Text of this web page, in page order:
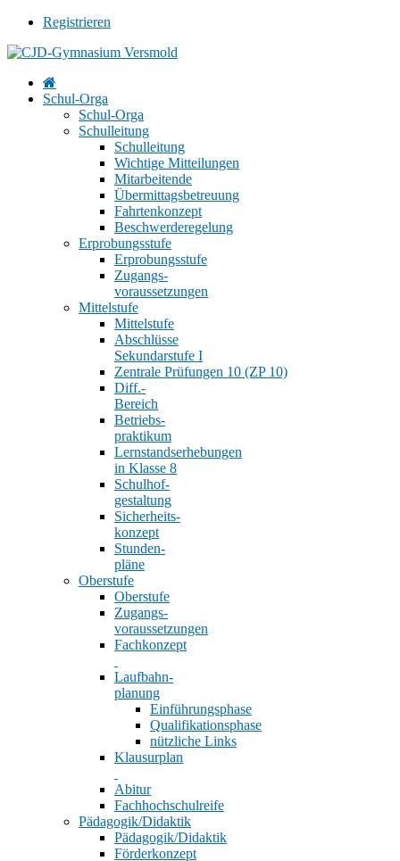
Registrieren
Schul-Orga
Schul-Orga
Schulleitung
Schulleitung
Wichtige Mitteilungen
Mitarbeitende
Übermittagsbetreuung
Fahrtenkonzept
Beschwerderegelung
Erprobungsstufe
Erprobungsstufe
Zugangs-
voraussetzungen
Mittelstufe
Mittelstufe
Abschlüsse
Sekundarstufe I
Zentrale Prüfungen 10 (ZP 10)
Diff.-
Bereich
Betriebs-
praktikum
Lernstandserhebungen
in Klasse 8
Schulhof-
gestaltung
Sicherheits-
konzept
Stunden-
pläne
Oberstufe
Oberstufe
Zugangs-
voraussetzungen
Fachkonzept
Laufbahn-
planung
Einführungsphase
Qualifikationsphase
nützliche Links
Klausurplan
Abitur
Fachhochschulreife
Pädagogik/Didaktik
Pädagogik/Didaktik
Förderkonzept